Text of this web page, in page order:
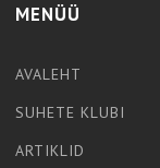
MENÜÜ
AVALEHT
SUHETE KLUBI
ARTIKLID